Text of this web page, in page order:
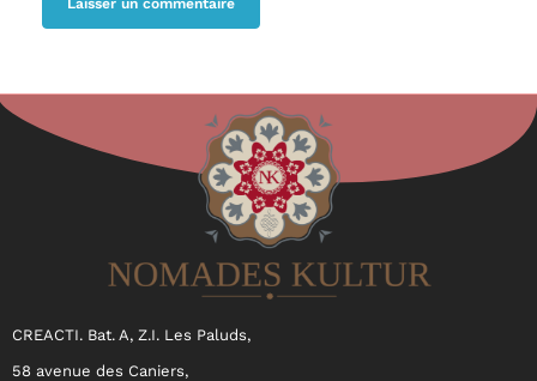
CREACTI. Bat. A, Z.I. Les Paluds,
58 avenue des Caniers,